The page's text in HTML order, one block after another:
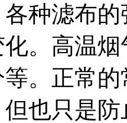
种滤布
。高温
。正常
也只是